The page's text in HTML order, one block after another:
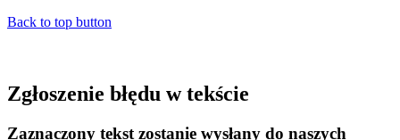
Back to top button
Zgłoszenie błędu w tekście
Zaznaczony tekst zostanie wysłany do naszych